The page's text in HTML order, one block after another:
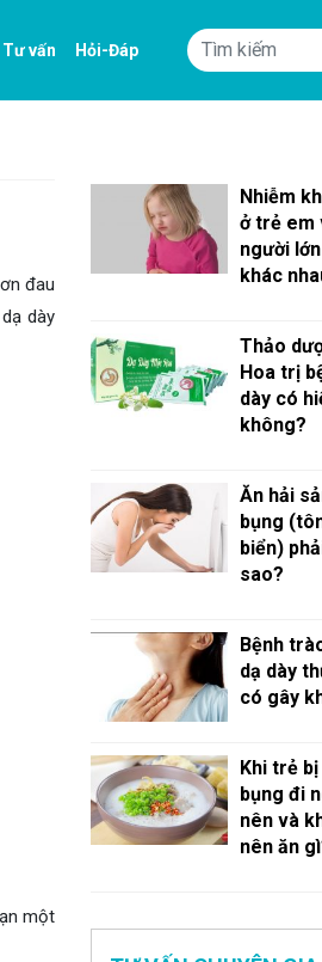
Tư vấn Hỏi-Đáp
đau
dày
một
Nhiễm
ở trẻ em
người
khác
Thảo
Hoa trị
dày có
không?
Ăn hải
bụng
biển)
sao?
Bệnh
dạ dày
có gây
Khi trẻ
bụng đi
nên và
nên ăn